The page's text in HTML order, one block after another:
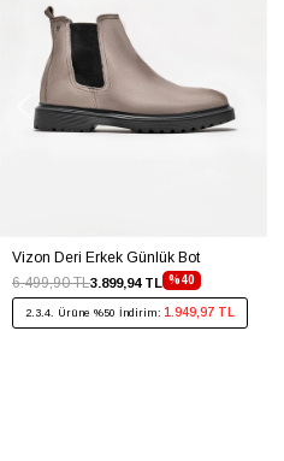
Vizon Deri Erkek Günlük Bot
%40
3.899,94 TL
6.499,90 TL
2.3.4. Ürüne %50 İndirim: 1.949,97 TL